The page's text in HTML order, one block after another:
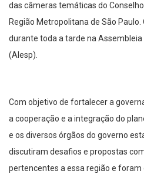
das câmeras temáticas do
Região Metropolitana de São
durante toda a tarde na Assembleia
(Alesp).
Com objetivo de fortalecer a
a cooperação e a integração do
e os diversos órgãos do governo
discutiram desafios e propostas
pertencentes a essa região e foram